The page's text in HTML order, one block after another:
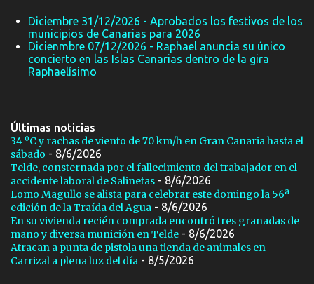
Diciembre 31/12/2026 - Aprobados los festivos de los
municipios de Canarias para 2026
Dicienmbre 07/12/2026 - Raphael anuncia su único
concierto en las Islas Canarias dentro de la gira
Raphaelísimo
Últimas noticias
34 ºC y rachas de viento de 70 km/h en Gran Canaria hasta el
sábado - 8/6/2026
Telde, consternada por el fallecimiento del trabajador en el
accidente laboral de Salinetas - 8/6/2026
Lomo Magullo se alista para celebrar este domingo la 56ª
edición de la Traída del Agua - 8/6/2026
En su vivienda recién comprada encontró tres granadas de
mano y diversa munición en Telde - 8/6/2026
Atracan a punta de pistola una tienda de animales en
Carrizal a plena luz del día - 8/5/2026